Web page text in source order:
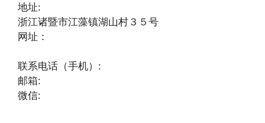
地址:
浙江诸暨市江藻镇湖山村３５号
网址：
联系电话（手机）:
邮箱:
微信: